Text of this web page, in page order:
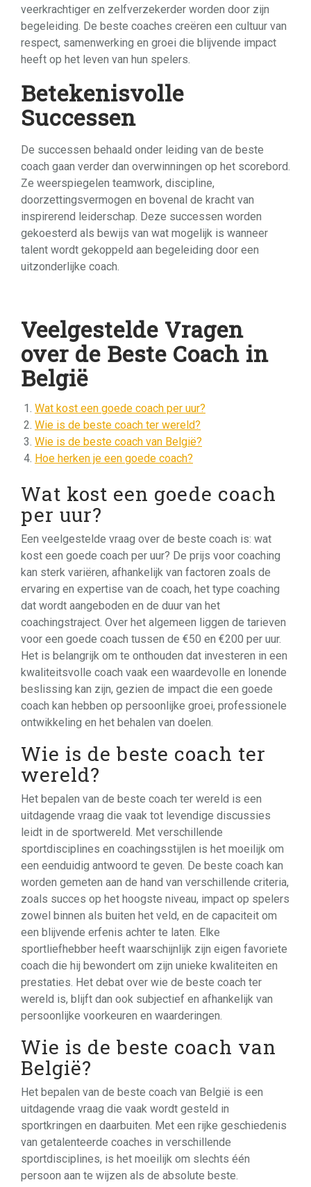
veerkrachtiger en zelfverzekerder worden door zijn
begeleiding. De beste coaches creëren een cultuur van
respect, samenwerking en groei die blijvende impact
heeft op het leven van hun spelers.
Betekenisvolle
Successen
De successen behaald onder leiding van de beste
coach gaan verder dan overwinningen op het scorebord.
Ze weerspiegelen teamwork, discipline,
doorzettingsvermogen en bovenal de kracht van
inspirerend leiderschap. Deze successen worden
gekoesterd als bewijs van wat mogelijk is wanneer
talent wordt gekoppeld aan begeleiding door een
uitzonderlijke coach.
Veelgestelde Vragen
over de Beste Coach in
België
Wat kost een goede coach per uur?
Wie is de beste coach ter wereld?
Wie is de beste coach van België?
Hoe herken je een goede coach?
Wat kost een goede coach
per uur?
Een veelgestelde vraag over de beste coach is: wat
kost een goede coach per uur? De prijs voor coaching
kan sterk variëren, afhankelijk van factoren zoals de
ervaring en expertise van de coach, het type coaching
dat wordt aangeboden en de duur van het
coachingstraject. Over het algemeen liggen de tarieven
voor een goede coach tussen de €50 en €200 per uur.
Het is belangrijk om te onthouden dat investeren in een
kwaliteitsvolle coach vaak een waardevolle en lonende
beslissing kan zijn, gezien de impact die een goede
coach kan hebben op persoonlijke groei, professionele
ontwikkeling en het behalen van doelen.
Wie is de beste coach ter
wereld?
Het bepalen van de beste coach ter wereld is een
uitdagende vraag die vaak tot levendige discussies
leidt in de sportwereld. Met verschillende
sportdisciplines en coachingsstijlen is het moeilijk om
een eenduidig antwoord te geven. De beste coach kan
worden gemeten aan de hand van verschillende criteria,
zoals succes op het hoogste niveau, impact op spelers
zowel binnen als buiten het veld, en de capaciteit om
een blijvende erfenis achter te laten. Elke
sportliefhebber heeft waarschijnlijk zijn eigen favoriete
coach die hij bewondert om zijn unieke kwaliteiten en
prestaties. Het debat over wie de beste coach ter
wereld is, blijft dan ook subjectief en afhankelijk van
persoonlijke voorkeuren en waarderingen.
Wie is de beste coach van
België?
Het bepalen van de beste coach van België is een
uitdagende vraag die vaak wordt gesteld in
sportkringen en daarbuiten. Met een rijke geschiedenis
van getalenteerde coaches in verschillende
sportdisciplines, is het moeilijk om slechts één
persoon aan te wijzen als de absolute beste.